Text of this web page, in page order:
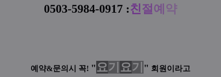
0503-5984-0917 :친절 예 약
예약&문의시 꼭! "요기 요기 " 회원이라고